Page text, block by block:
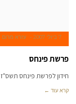
7 ביולי 2007 עזרא מרום
פרשת פינחס
חידון לפרשת פינחס תשס"ז
קרא עוד ←